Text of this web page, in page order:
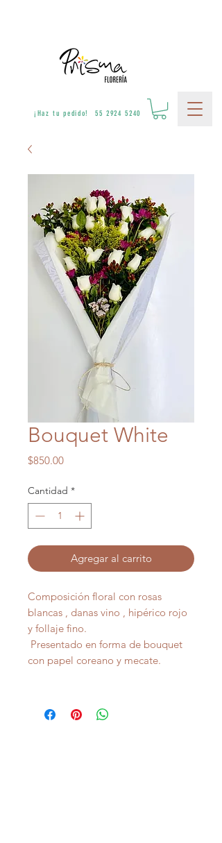
¡Haz tu pedido! 55 2924 5240
Bouquet White
$850.00Precio
Cantidad *
Agregar al carrito
Composición floral con rosas
blancas , danas vino , hipérico rojo
y follaje fino.
Presentado en forma de bouquet
con papel coreano y mecate.